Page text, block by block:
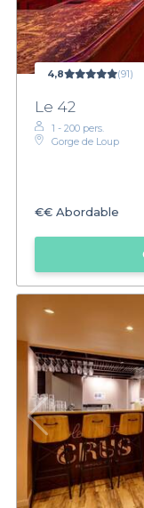
4,8 (91)
Le 42
1 - 200 pers.
Gorge de Loup
€€ Abordable